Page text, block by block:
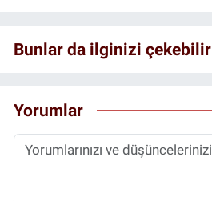
Bunlar da ilginizi çekebilir
Yorumlar